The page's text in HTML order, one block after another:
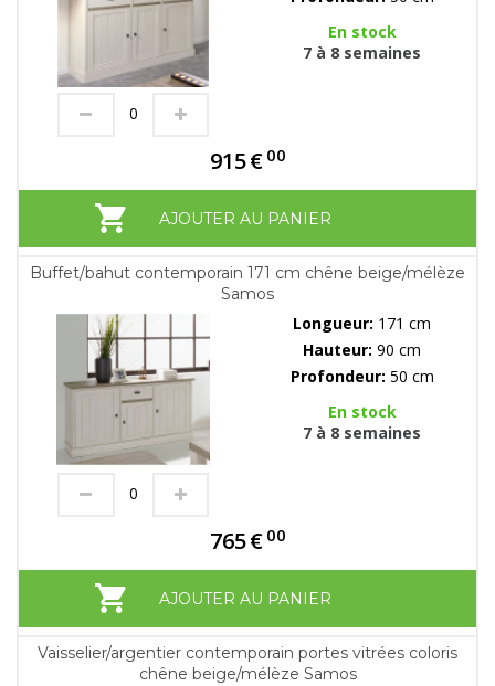
En stock
7 à 8 semaines
915€ 00
AJOUTER AU PANIER
Buffet/bahut contemporain 171 cm chêne beige/mélèze
Samos
Longueur: 171 cm
Hauteur: 90 cm
Profondeur: 50 cm
En stock
7 à 8 semaines
765€ 00
AJOUTER AU PANIER
Vaisselier/argentier contemporain portes vitrées coloris
chêne beige/mélèze Samos